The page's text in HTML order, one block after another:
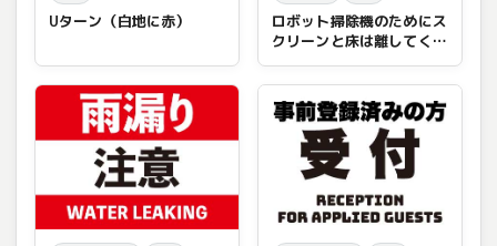
Uターン（白地に赤）
ロボット掃除機のためにス
クリーンと床は離してくだ
さい